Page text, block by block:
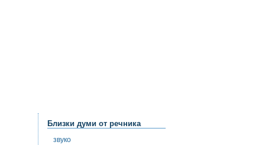
Близки думи от речника
звуко